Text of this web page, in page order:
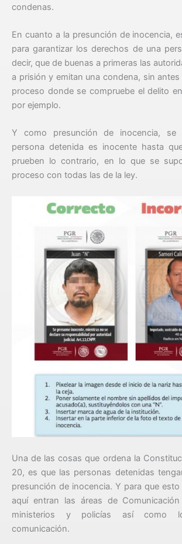
condenas.
En cuanto a la presunción de inocencia,
para garantizar los derechos de una
decir, que de buenas a primeras las
a prisión y emitan una condena, sin
proceso donde se compruebe el delito
por ejemplo.
Y como presunción de inocencia, se
persona detenida es inocente hasta
prueben lo contrario, en lo que se
proceso con todas las de la ley.
Una de las cosas que ordena la
20, es que las personas detenidas
presunción de inocencia. Y para que esto
aquí entran las áreas de
ministerios y policías así como
comunicación.